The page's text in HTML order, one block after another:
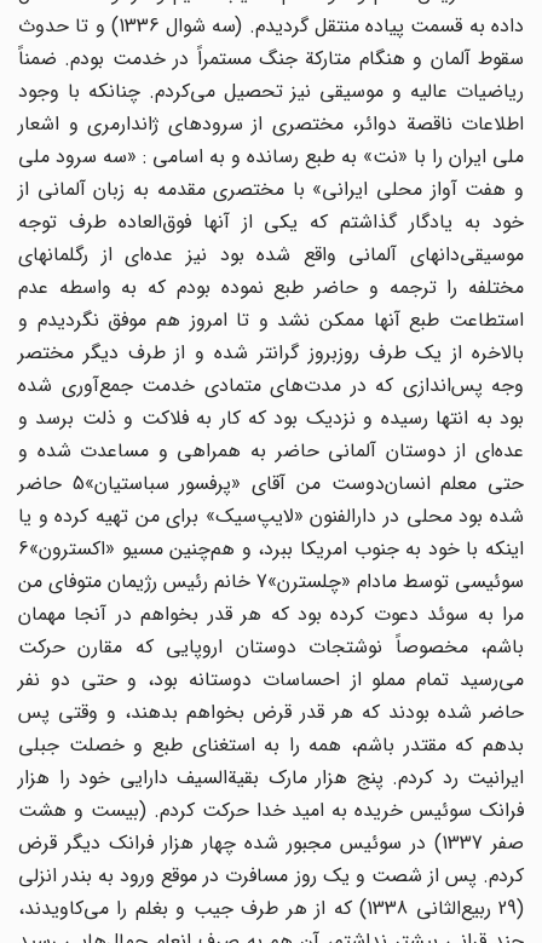
داده به قسمت پیاده منتقل گردیدم. (سه شوال 1336) و تا حدوث
سقوط آلمان و هنگام متارکة جنگ مستمراً در خدمت بودم. ضمناً
ریاضیات عالیه و موسیقی نیز تحصیل می‌کردم. چنانکه با وجود
اطلاعات ناقصة دوائر، مختصری از سرودهای ژاندارمری و اشعار
ملی ایران را با «نت» به طبع رسانده و به اسامی : «سه سرود ملی
و هفت آواز محلی ایرانی» با مختصری مقدمه به زبان آلمانی از
خود به یادگار گذاشتم که یکی از آنها فوق‌العاده طرف توجه
موسیقی‌دانهای آلمانی واقع شده بود نیز عده‌ای از رگلمانهای
مختلفه را ترجمه و حاضر طبع نموده بودم که به واسطه عدم
استطاعت طبع آنها ممکن نشد و تا امروز هم موفق نگردیدم و
بالاخره از یک طرف روزبروز گرانتر شده و از طرف دیگر مختصر
وجه پس‌اندازی که در مدت‌های متمادی خدمت جمع‌آوری شده
بود به انتها رسیده و نزدیک بود که کار به فلاکت و ذلت برسد و
عده‌ای از دوستان آلمانی حاضر به همراهی و مساعدت شده و
حتی معلم انسان‌دوست من آقای «پرفسور سباستیان»5 حاضر
شده بود محلی در دارالفنون «لایپ‌سیک» برای من تهیه کرده و یا
اینکه با خود به جنوب امریکا ببرد، و هم‌چنین مسیو «اکسترون»6
سوئیسی توسط مادام «چلسترن»7 خانم رئیس رژیمان متوفای من
مرا به سوئد دعوت کرده بود که هر قدر بخواهم در آنجا مهمان
باشم، مخصوصاً نوشتجات دوستان اروپایی که مقارن حرکت
می‌رسید تمام مملو از احساسات دوستانه بود، و حتی دو نفر
حاضر شده بودند که هر قدر قرض بخواهم بدهند، و وقتی پس
بدهم که مقتدر باشم، همه را به استغنای طبع و خصلت جبلی
ایرانیت رد کردم. پنج هزار مارک بقیة‌السیف دارایی خود را هزار
فرانک سوئیس خریده به امید خدا حرکت کردم. (بیست و هشت
صفر 1337) در سوئیس مجبور شده چهار هزار فرانک دیگر قرض
کردم. پس از شصت و یک روز مسافرت در موقع ورود به بندر انزلی
(29 ربیع‌‌الثانی 1338) که از هر طرف جیب و بغلم را می‌کاویدند،